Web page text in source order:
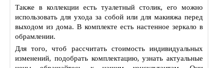
Также в коллекции есть туалетный столик, его можно
использовать для ухода за собой или для макияжа перед
выходом из дома. В комплекте есть настенное зеркало в
обрамлении.
Для того, чтоб рассчитать стоимость индивидуальных
изменений, подобрать комплектацию, узнать актуальные